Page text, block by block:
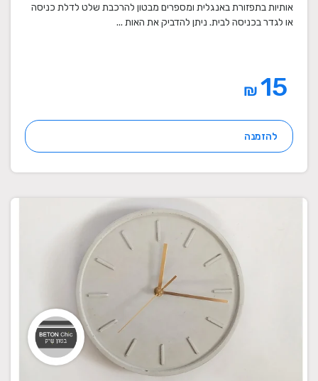
אותיות בתפזורת באנגלית ומספרים מבטון להרכבת שלט לדלת כניסה
או לגדר בכניסה לבית. ניתן להדביק את האות ...
₪
להזמנה